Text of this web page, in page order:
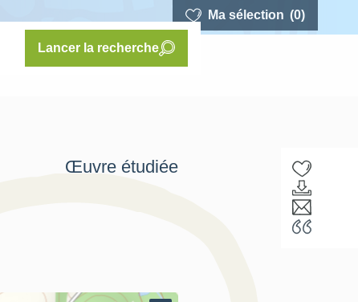
Ma sélection (0)
Lancer la recherche
Œuvre étudiée